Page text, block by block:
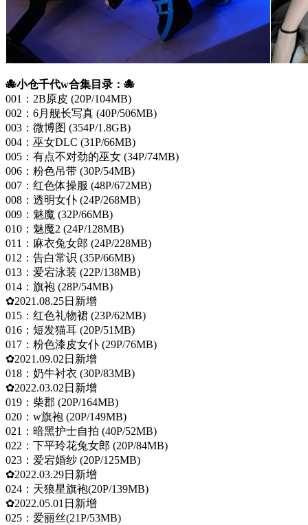
🐙小仓千代w合集目录：🐙
001：2B原皮 (20P/104MB)
002：6月舰长写真 (40P/506MB)
003：微博图 (354P/1.8GB)
004：巫女DLC (31P/66MB)
005：有点不对劲的巫女 (34P/74MB)
006：粉色吊带 (30P/54MB)
007：红色体操服 (48P/672MB)
008：透明女仆 (24P/268MB)
009：魅魔 (32P/66MB)
010：魅魔2 (24P/128MB)
011：麻衣兔女郎 (24P/228MB)
012：告白常识 (35P/66MB)
013：爱宕泳装 (22P/138MB)
014：旗袍 (28P/54MB)
✿2021.08.25日新增
015：红色礼物裙 (23P/62MB)
016：短发猫耳 (20P/51MB)
017：粉色漆皮女仆 (29P/76MB)
✿2021.09.02日新增
018：奶牛衬衣 (30P/83MB)
✿2022.03.02日新增
019：柴郡 (20P/164MB)
020：w旗袍 (20P/149MB)
021：暗黑护士自拍 (40P/52MB)
022：下平玲花兔女郎 (20P/84MB)
023：爱宕婚纱 (20P/125MB)
✿2022.03.29日新增
024：天狼星旗袍(20P/139MB)
✿2022.05.01日新增
025：爱丽丝(21P/53MB)